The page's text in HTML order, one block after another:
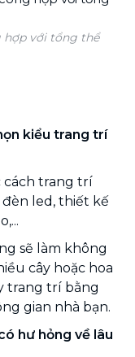
hợp với tổng thể
kiểu trang trí
cách trang trí
led, thiết kế
sẽ làm không
cây hoặc hoa
trang trí bằng
gian nhà bạn.
hư hỏng về lâu